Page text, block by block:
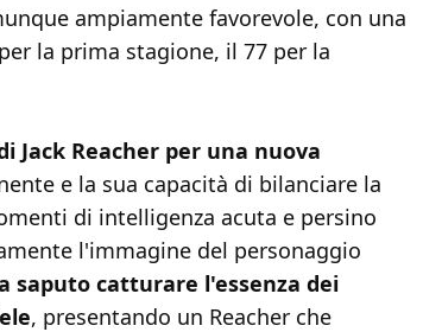
ampiamente favorevole, con una
la prima stagione, il 77 per la
Jack Reacher per una nuova
e la sua capacità di bilanciare la
di intelligenza acuta e persino
l'immagine del personaggio
saputo catturare l'essenza dei
, presentando un Reacher che